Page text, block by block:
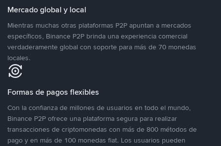
Mercado global y local
Mientras muchas otras plataformas P2P apuntan a mercados
específicos, Binance P2P brinda una experiencia comercial
verdaderamente global con soporte para más de 70 monedas
locales.
Formas de pagos flexibles
Con la confianza de millones de usuarios en todo el mundo,
Binance P2P ofrece una plataforma segura para realizar
transacciones de criptomonedas con más de 800 métodos de
pago y en más de 100 monedas fiat. Los usuarios pueden